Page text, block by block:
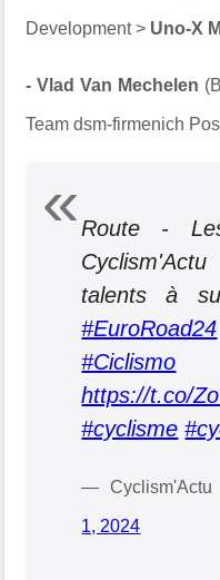
Development > Uno-X
- Vlad Van Mechelen
Team dsm-firmenich
Route -
talents à
#EuroRoad24
#Ciclismo
https://t.co/
#cyclisme
— Cyclism'Actu
1, 2024